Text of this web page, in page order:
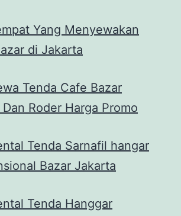
Yang Menyewakan
di Jakarta
Tenda Cafe Bazar
Roder Harga Promo
Tenda Sarnafil hangar
Bazar Jakarta
Tenda Hanggar